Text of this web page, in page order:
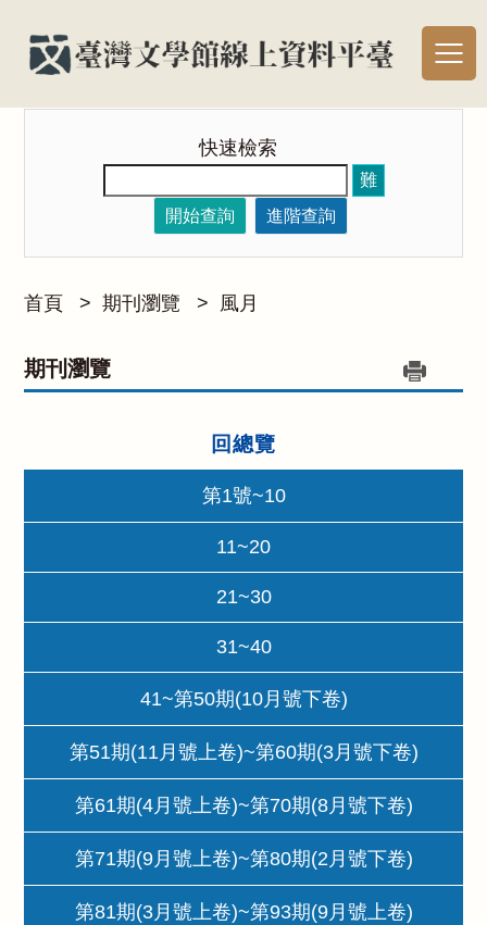
快速檢索
難
開始查詢
進階查詢
首頁 > 期刊瀏覽 > 風月
期刊瀏覽
回總覽
第1號~10
11~20
21~30
31~40
41~第50期(10月號下卷)
第51期(11月號上卷)~第60期(3月號下卷)
第61期(4月號上卷)~第70期(8月號下卷)
第71期(9月號上卷)~第80期(2月號下卷)
第81期(3月號上卷)~第93期(9月號上卷)